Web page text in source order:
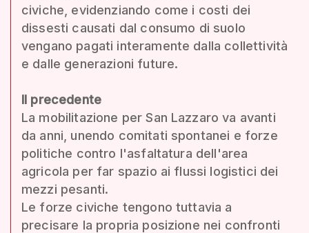
civiche, evidenziando come i costi dei
dissesti causati dal consumo di suolo
vengano pagati interamente dalla collettività
e dalle generazioni future.
Il precedente
La mobilitazione per San Lazzaro va avanti
da anni, unendo comitati spontanei e forze
politiche contro l'asfaltatura dell'area
agricola per far spazio ai flussi logistici dei
mezzi pesanti.
Le forze civiche tengono tuttavia a
precisare la propria posizione nei confronti